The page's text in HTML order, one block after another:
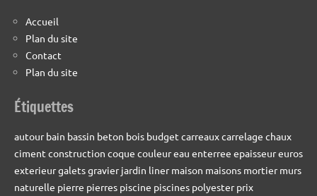
Accueil
Plan du site
Contact
Plan du site
Étiquettes
autour bain bassin beton bois budget carreauxcarrelage chaux
ciment construction coque couleureau enterree epaisseureuros
exterieurgaletsgravier jardin liner maison maisons mortier murs
naturelle pierre pierres piscine piscines polyester prix